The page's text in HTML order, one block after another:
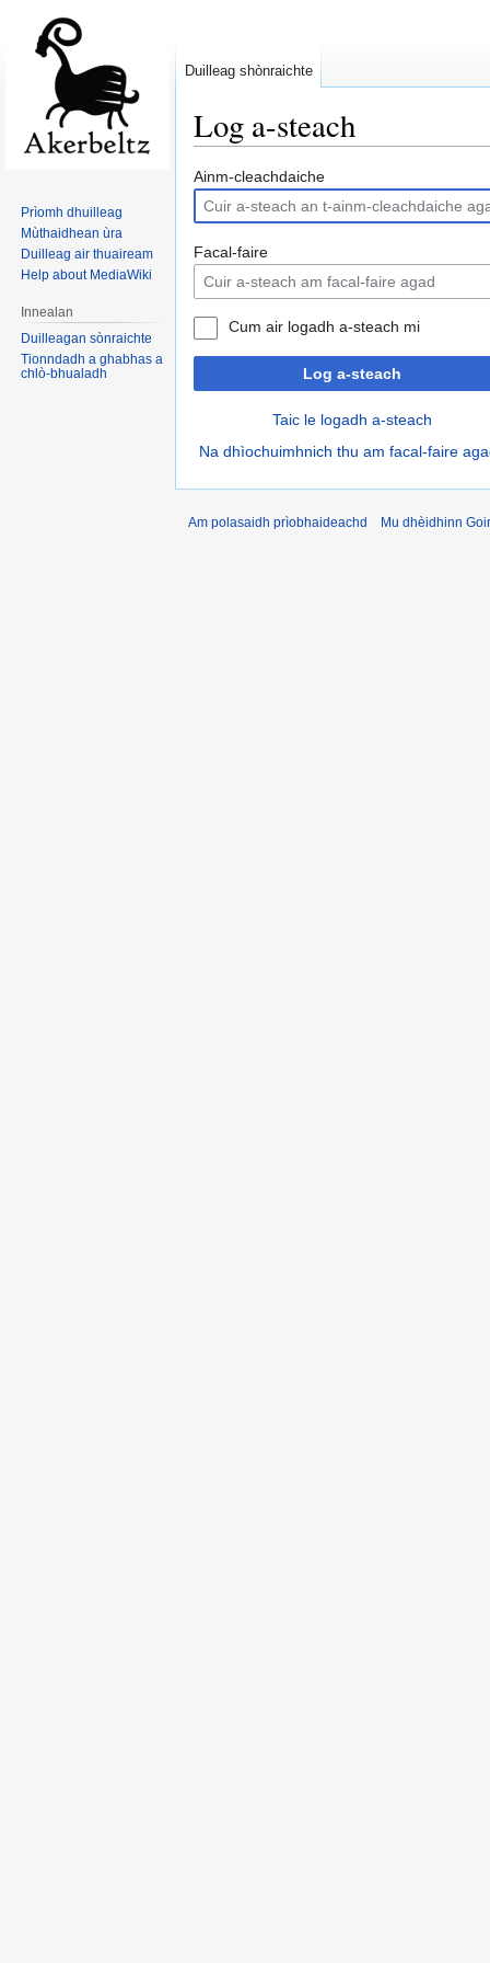
Log a-steach
Jump
to
navigation
Jump
to
search
Ainm-cleachdaiche
Facal-faire
Cum air logadh a-steach mi
Log a-steach
Taic le logadh a-steach
Na dhìochuimhnich thu am facal-faire
Duilleag shònraichte
Prìomh dhuilleag
Mùthaidhean ùra
Duilleag air thuaiream
Help about MediaWiki
Innealan
Duilleagan sònraichte
Tionndadh a ghabhas a
chlò-bhualadh
Am polasaidh prìobhaideachd Mu dhèidhinn